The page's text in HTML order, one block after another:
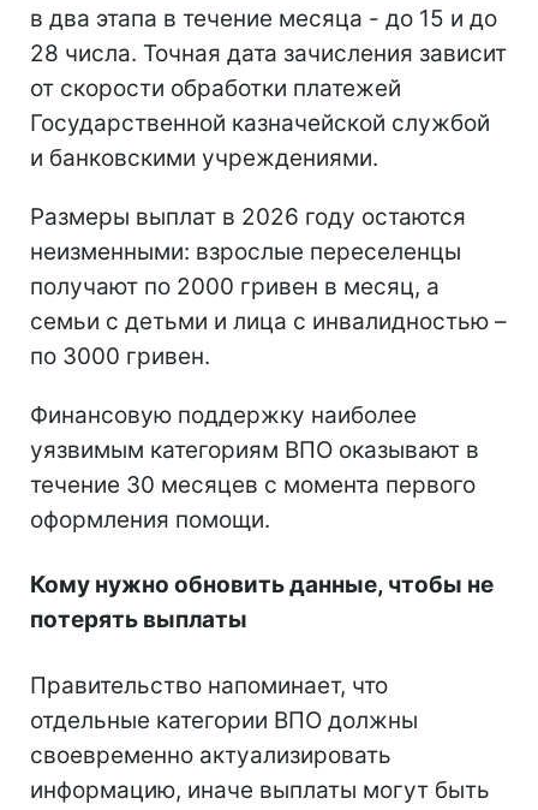
в два этапа в течение месяца - до 15 и до
28 числа. Точная дата зачисления зависит
от скорости обработки платежей
Государственной казначейской службой
и банковскими учреждениями.
Размеры выплат в 2026 году остаются
неизменными: взрослые переселенцы
получают по 2000 гривен в месяц, а
семьи с детьми и лица с инвалидностью –
по 3000 гривен.
Финансовую поддержку наиболее
уязвимым категориям ВПО оказывают в
течение 30 месяцев с момента первого
оформления помощи.
Кому нужно обновить данные, чтобы не
потерять выплаты
Правительство напоминает, что
отдельные категории ВПО должны
своевременно актуализировать
информацию, иначе выплаты могут быть